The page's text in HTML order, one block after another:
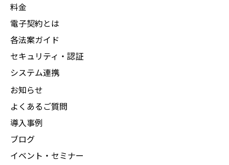
料金
電子契約とは
各法案ガイド
セキュリティ・認証
システム連携
お知らせ
よくあるご質問
導入事例
ブログ
イベント・セミナー